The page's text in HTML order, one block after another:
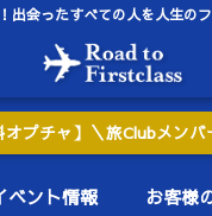
出会ったすべての人を人生の
プチャ】＼旅Clubメンバ
ベント情報 お客様